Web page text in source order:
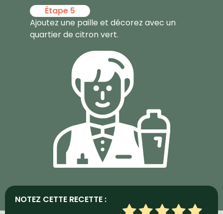
Étape 5
Ajoutez une paille et décorez avec un
quartier de citron vert.
NOTEZ CETTE RECETTE :